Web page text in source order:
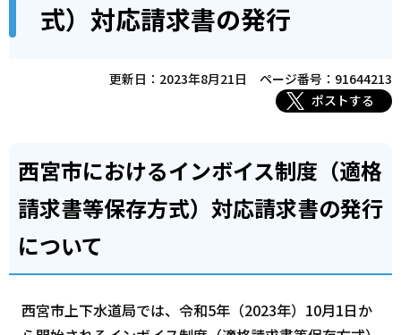
す
ら
式）対応請求書の発行
更新日：2023年8月21日
ページ番号：91644213
ポストする
西宮市におけるインボイス制度（適格
請求書等保存方式）対応請求書の発行
について
西宮市上下水道局では、令和5年（2023年）10月1日か